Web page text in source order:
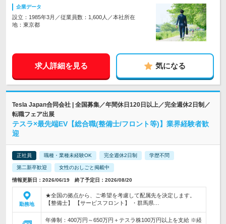
企業データ
設立：1985年3月／従業員数：1,600人／本社所在
地：東京都
求人詳細を見る 気になる
Tesla Japan合同会社 | 全国募集／年間休日120日以上／完全週休2日制／
転職フェア出展
テスラ×最先端EV【総合職(整備士/フロント等)】業界経験者歓
迎
正社員 職種・業種未経験OK 完全週休2日制 学歴不問
第二新卒歓迎 女性のおしごと掲載中
情報更新日：2026/06/19 終了予定日：2026/08/20
勤務地
★全国の拠点から、ご希望を考慮して配属先を決定します。
【整備士】 【サービスフロント】 ・群馬県…
年俸制：400万円～650万円＋テスラ株100万円以上を支給 ※経